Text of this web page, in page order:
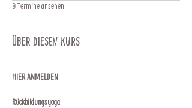
9 Termine ansehen
Über diesen Kurs
HIER ANMELDEN
Rückbildungsyoga